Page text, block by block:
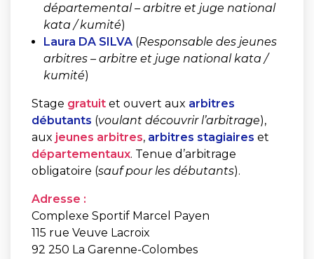
départemental – arbitre et juge national
kata / kumité)
Laura DA SILVA(Responsable des jeunes
arbitres – arbitre et juge national kata /
kumité)
Stage gratuit et ouvert aux arbitres
débutants (voulant découvrir l’arbitrage),
aux jeunes arbitres, arbitres stagiaires et
départementaux. Tenue d’arbitrage
obligatoire (sauf pour les débutants).
Adresse :
Complexe Sportif Marcel Payen
115 rue Veuve Lacroix
92 250 La Garenne-Colombes